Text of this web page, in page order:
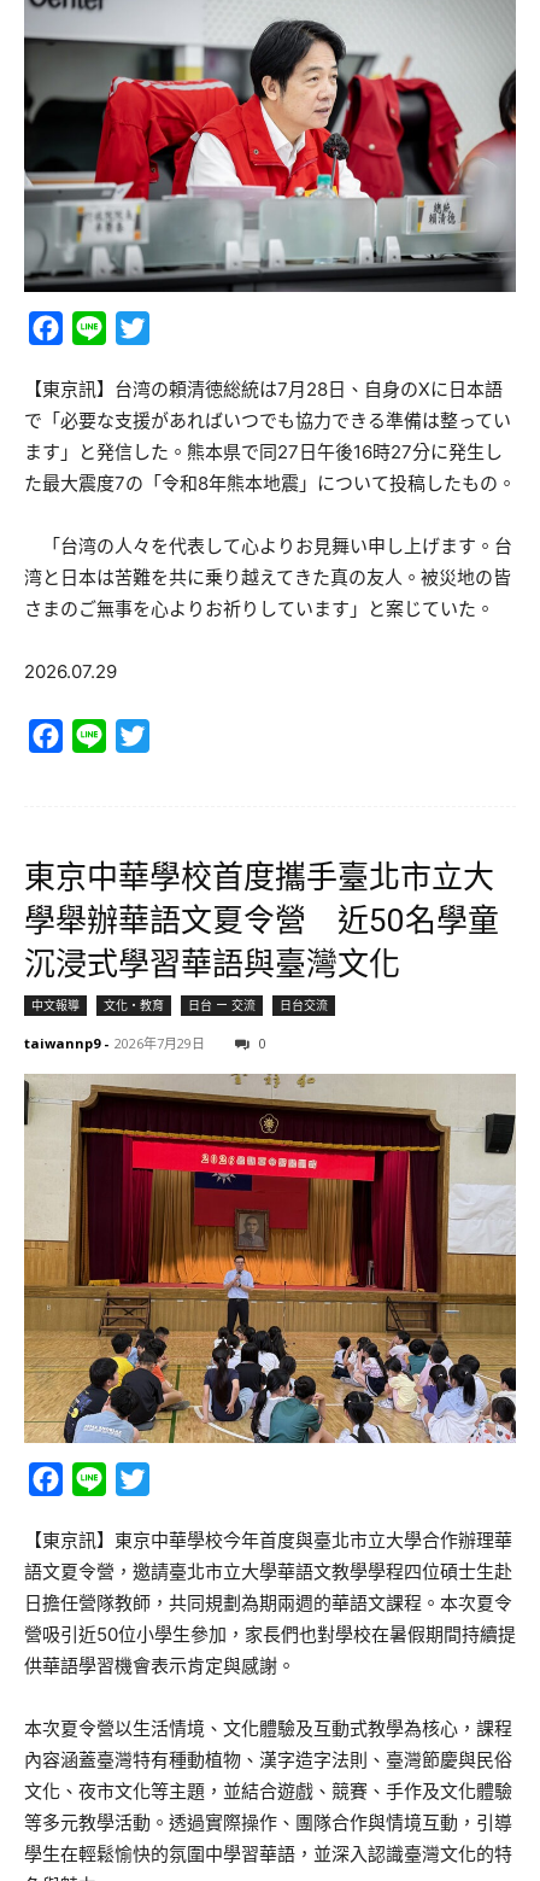
Facebook
Line
【東京訊】台湾の頼清徳総統は7月28日、自身のXに日本語
で「必要な支援があればいつでも協力できる準備は整ってい
ます」と発信した。熊本県で同27日午後16時27分に発生し
た最大震度7の「令和8年熊本地震」について投稿したもの。
「台湾の人々を代表して心よりお見舞い申し上げます。台
湾と日本は苦難を共に乗り越えてきた真の友人。被災地の皆
さまのご無事を心よりお祈りしています」と案じていた。
2026.07.29
Facebook
Line
東京中華學校首度攜手臺北市立大
學舉辦華語文夏令營 近50名學童
沉浸式學習華語與臺灣文化
中文報導 文化・教育 日台 ー 交流 日台交流
taiwannp9 - 2026年7月29日 0
Facebook
Line
【東京訊】東京中華學校今年首度與臺北市立大學合作辦理華
語文夏令營，邀請臺北市立大學華語文教學學程四位碩士生赴
日擔任營隊教師，共同規劃為期兩週的華語文課程。本次夏令
營吸引近50位小學生參加，家長們也對學校在暑假期間持續提
供華語學習機會表示肯定與感謝。
本次夏令營以生活情境、文化體驗及互動式教學為核心，課程
內容涵蓋臺灣特有種動植物、漢字造字法則、臺灣節慶與民俗
文化、夜市文化等主題，並結合遊戲、競賽、手作及文化體驗
等多元教學活動。透過實際操作、團隊合作與情境互動，引導
學生在輕鬆愉快的氛圍中學習華語，並深入認識臺灣文化的特